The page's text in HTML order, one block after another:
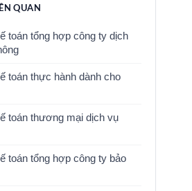
QUAN
toán tổng hợp công ty dịch
toán thực hành dành cho
toán thương mại dịch vụ
toán tổng hợp công ty bảo